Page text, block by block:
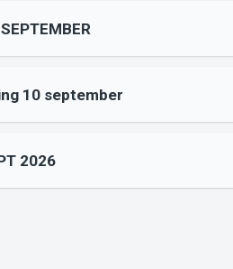
10 september
2026